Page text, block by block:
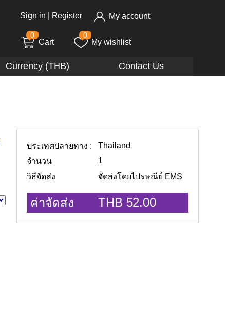
Sign in Register My account
0
Cart
0
My wishlist
Currency (THB) Contact Us
ประเทศปลายทาง :
Thailand
จำนวน
1
วิธีจัดส่ง
จัดส่งโดยไปรษณีย์ EMS
ค่าจัดส่ง THB 52.00